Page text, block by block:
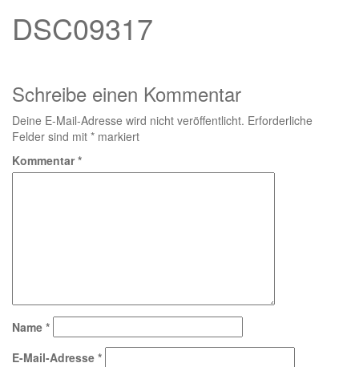
DSC09317
Schreibe einen Kommentar
Deine E-Mail-Adresse wird nicht veröffentlicht. Erforderliche
Felder sind mit * markiert
Kommentar*
Name *
E-Mail-Adresse *